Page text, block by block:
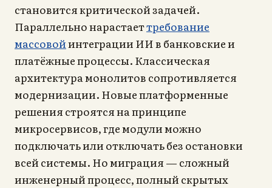
становится критической задачей.
Параллельно нарастаеттребование
массовойинтеграции ИИ в банковские и
платёжные процессы. Классическая
архитектура монолитов сопротивляется
модернизации. Новые платформенные
решения строятся на принципе
микросервисов, где модули можно
подключать или отключать без остановки
всей системы. Но миграция — сложный
инженерный процесс, полный скрытых